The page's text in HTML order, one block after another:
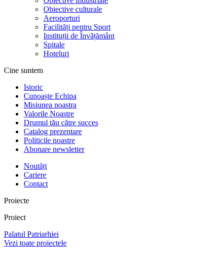
Obiective culturale
Aeroporturi
Facilități pentru Sport
Instituții de Învățământ
Spitale
Hoteluri
Cine suntem
Istoric
Cunoaște Echipa
Misiunea noastra
Valorile Noastre
Drumul tău către succes
Catalog prezentare
Politicile noastre
Abonare newsletter
Noutăți
Cariere
Contact
Proiecte
Proiect
Palatul Patriarhiei
Vezi toate proiectele